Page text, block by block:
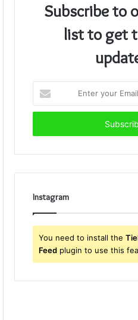
Subscribe to
list to get
your
Email
Instagram
You need to install the
Feed plugin to use this